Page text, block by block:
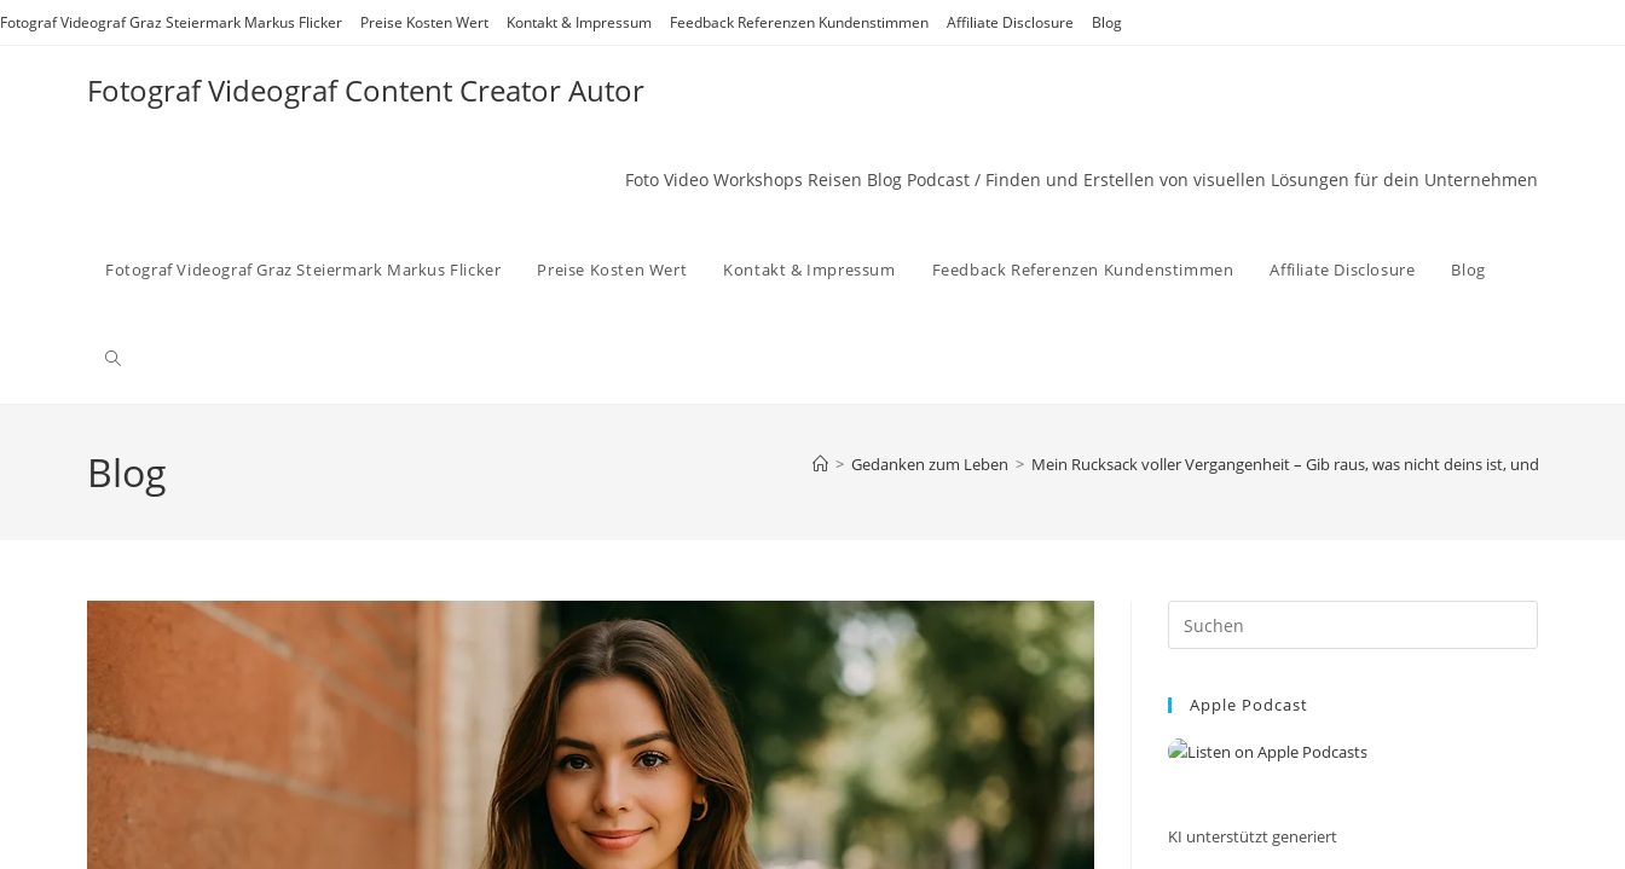
Zum
Fotograf Videograf Graz Steiermark Markus Flicker Preise Kosten Wert Kontakt & Impressum Feedback Referenzen Kundenstimmen Affiliate Disclosure Blog
Fotograf Videograf Content Creator Autor
Foto Video Workshops Reisen Blog Podcast / Finden und Erstellen von visuellen Lösungen für dein Unternehmen
Fotograf Videograf Graz Steiermark Markus Flicker Preise Kosten Wert Kontakt & Impressum Feedback Referenzen Kundenstimmen Affiliate Disclosure Blog
Website-
Blog > Gedanken zum Leben > Mein Rucksack voller Vergangenheit – Gib raus, was nicht deins ist, und trage nur
Escape
Apple Podcast
KI unterstützt generiert